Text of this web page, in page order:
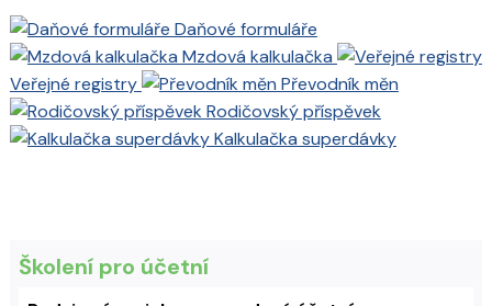
Daňové formuláře
Mzdová kalkulačka
Veřejné registry
Převodník měn
Rodičovský příspěvek
Kalkulačka superdávky
Školení pro účetní